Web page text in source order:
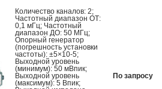
Количество каналов: 2;
Частотный диапазон ОТ:
0,1 мГц; Частотный
диапазон ДО: 50 МГц;
Опорный генератор
(погрешность установки
частоты): ±5×10-5;
Выходной уровень
(минимум): 50 мВпик;
Выходной уровень
(максимум): 5 Впик;
По запросу